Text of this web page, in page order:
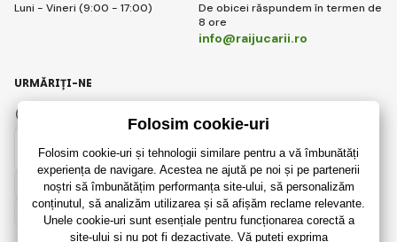
Luni - Vineri (9:00 - 17:00)
De obicei răspundem în termen de
8 ore
info@raijucarii.ro
Romanian
URMĂRIȚI-NE
Instagram